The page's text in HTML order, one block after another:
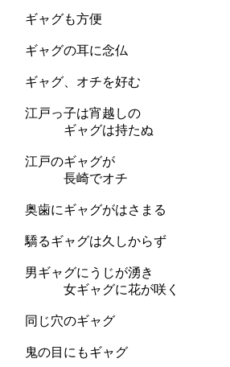
ギャグも方便
ギャグの耳に念仏
ギャグ、オチを好む
江戸っ子は宵越しの
ギャグは持たぬ
江戸のギャグが
長崎でオチ
奥歯にギャグがはさまる
驕るギャグは久しからず
男ギャグにうじが湧き
女ギャグに花が咲く
同じ穴のギャグ
鬼の目にもギャグ